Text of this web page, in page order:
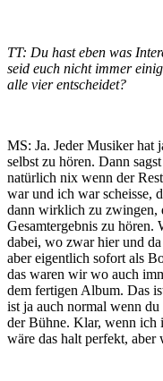
TT: Du hast eben was
seid euch nicht immer
alle vier entscheidet?
MS: Ja. Jeder Musiker hat
selbst zu hören. Dann
natürlich nix wenn der
war und ich war scheisse,
dann wirklich zu zwingen,
Gesamtergebnis zu
dabei, wo zwar hier und
aber eigentlich sofort als
das waren wir wo auch
dem fertigen Album. Das
ist ja auch normal wenn
der Bühne. Klar, wenn ich
wäre das halt perfekt,